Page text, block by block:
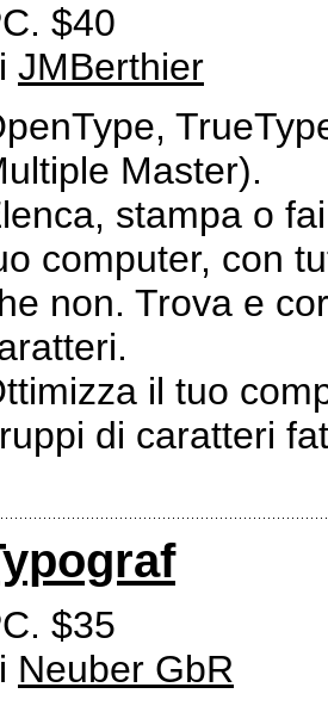
$40
JMBerthier
Master).
stampa o
computer, con
non. Trova e
il tuo
di caratteri
$35
Neuber GbR